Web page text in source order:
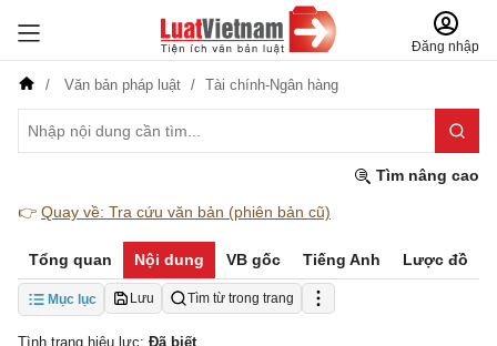
Đăng nhập
Văn bản pháp luật Tài chính-Ngân hàng
Tìm nâng cao
👉 Quay về: Tra cứu văn bản (phiên bản cũ)
Tổng quan Nội dung VB gốc Tiếng Anh Lược đồ
Mục lục Lưu Tìm từ trong trang
Tình trạng hiệu lực: Đã biết